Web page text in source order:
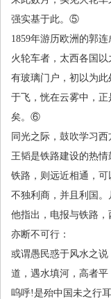
强实基于此。⑤
1859年游历欧洲的郭连
火轮车者，太西各国
有玻璃门户，初以为
于飞，恍在云雾中，
矣。⑥
同光之际，鼓吹学习
王韬是铁路建设的热
铁路，则远近相通，可
不独利商，并且利国
他指出，电报与铁路
亦断不可行：
或谓愚民惑于风水之
道，遇水填河，高者
呜呼!是殆中国未之行